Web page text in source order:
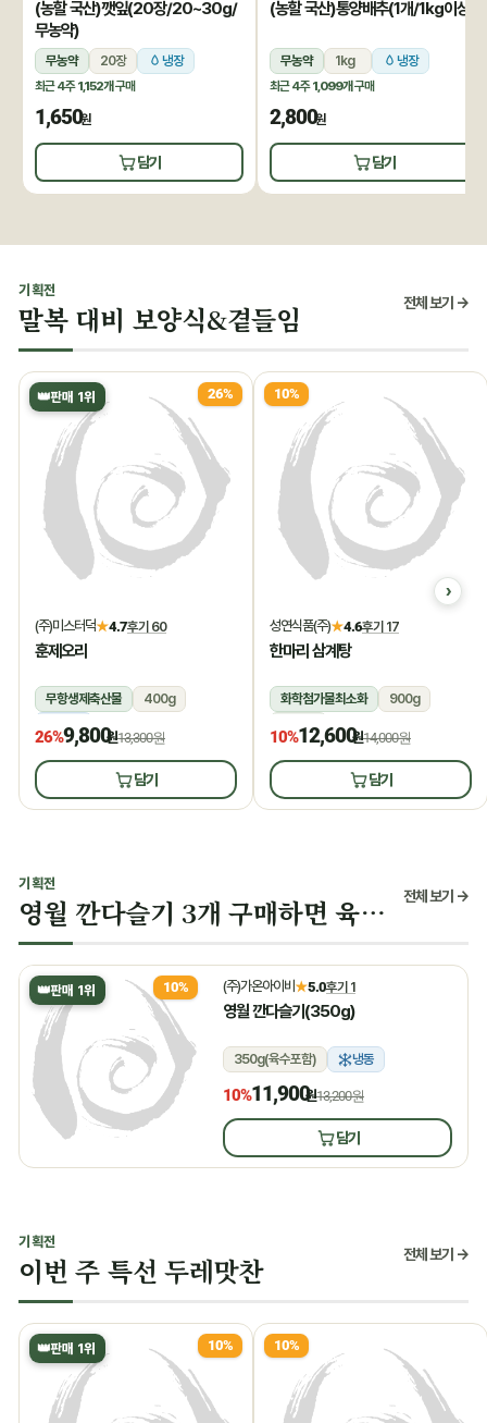
(농할 국산)깻잎(20장/20~30g/
무농약)
무농약 20장 냉장
최근 4주1,152개 구매
1,650원
담기
(농할 국산)통양배추(1개/1kg이상)
무농약 1kg 냉장
최근 4주1,099개 구매
2,800원
담기
기획전
말복 대비 보양식&곁들임 전체 보기 →
👑판매 1위 26%
(주)미스터덕★4.7후기 60
훈제오리
무항생제축산물
400g
냉동
26%9,800원13,300원
담기
10%
성연식품(주)★4.6후기 17
한마리 삼계탕
화학첨가물최소화
900g
상온
10%12,600원14,000원
담기
기획전
영월 깐다슬기 3개 구매하면 육수 증정 전체 보기 →
👑판매 1위 10% (주)가온아이비★5.0후기 1
영월 깐다슬기(350g)
350g(육수포함) 냉동
10%11,900원13,200원
담기
기획전
이번 주 특선 두레맛찬 전체 보기 →
👑판매 1위 10% 10%